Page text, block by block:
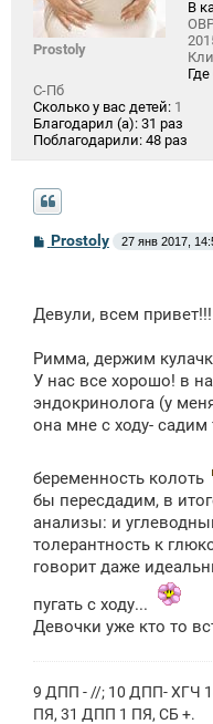
Prostoly
В
С-Пб
Сколько у вас детей: 1
Благодарил (а): 31 раз
Поблагодарили: 48 раз
С
е
е
Prostoly 27 янв 2017,
Девули, всем привет!!!
Римма, держим
У нас все хорошо! в
эндокринолога (у
она мне с ходу-
беременность колоть
бы пересдадим, в
анализы: и
толерантность к
говорит даже
пугать с ходу...
Девочки уже кто то
9 ДПП - //; 10 ДПП- ХГЧ
ПЯ, 31 ДПП 1 ПЯ, СБ +.